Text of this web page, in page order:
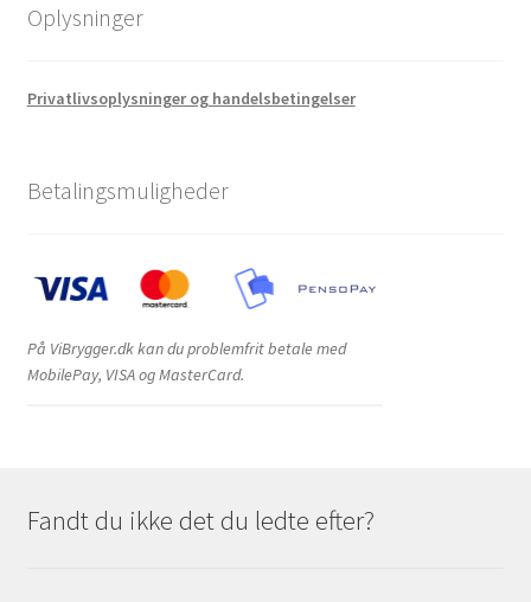
Oplysninger
Privatlivsoplysninger og handelsbetingelser
Betalingsmuligheder
På ViBrygger.dk kan du problemfrit betale med
MobilePay, VISA og MasterCard.
Fandt du ikke det du ledte efter?